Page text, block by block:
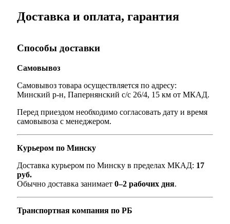
Доставка и оплата, гарантия
Способы доставки
Самовывоз
Самовывоз товара осуществляется по адресу:
Минский р-н, Папернянский с/с 26/4, 15 км от МКАД.
Перед приездом необходимо согласовать дату и время
самовывоза с менеджером.
Курьером по Минску
Доставка курьером по Минску в пределах МКАД: 17
руб.
Обычно доставка занимает 0–2 рабочих дня.
Транспортная компания по РБ